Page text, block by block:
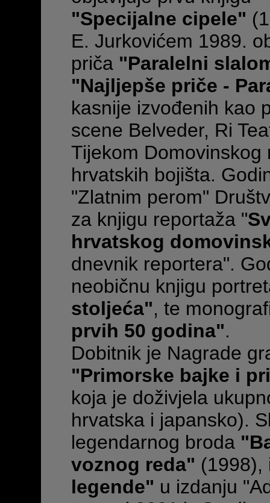
"Specijalne cipele"
E. Jurkovićem 1989.
priča "Paralelni
"Najljepše priče -
kasnije izvođenih kao
scene Belveder, Ri
Tijekom
hrvatskih bojišta.
"Zlatnim perom"
za knjigu reportaža "
hrvatskog
dnevnik reportera".
neobičnu knjigu
stoljeća", te
prvih 50 godina".
Dobitnik je Nagrade
"Primorske bajke i
koja je doživjela
hrvatska i japansko).
legendarnog broda
voznog reda"
legende" u izdanju